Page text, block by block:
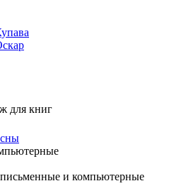
для книг
и компьютерные